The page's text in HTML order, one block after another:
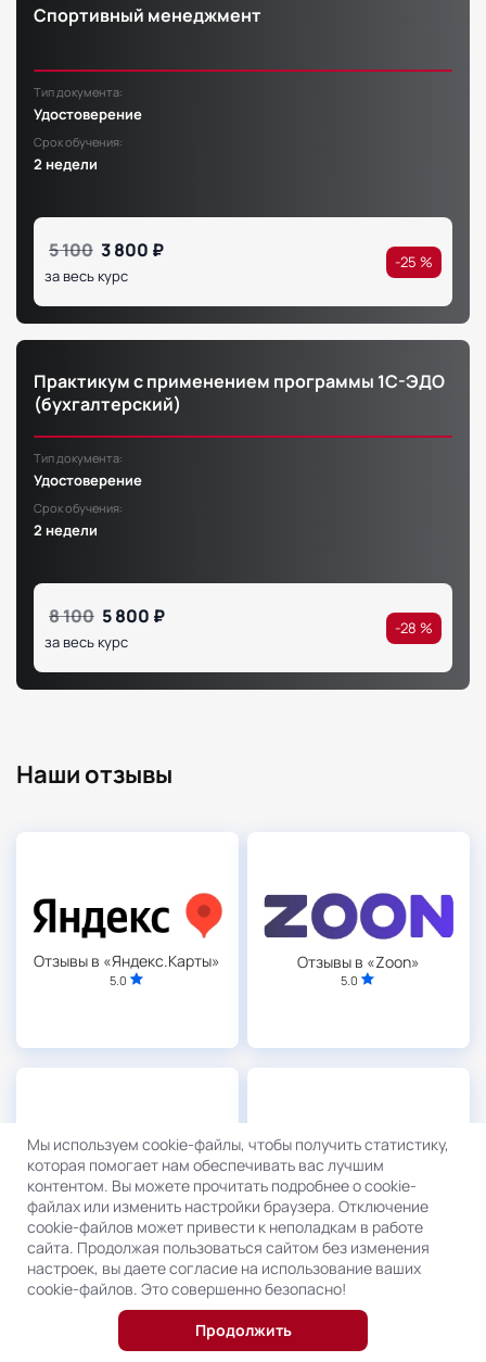
Спортивный менеджмент
Тип документа:
Удостоверение
Срок обучения:
2 недели
5 100 3 800 ₽
за весь курс
-25 %
Практикум с применением программы 1С-ЭДО
(бухгалтерский)
Тип документа:
Удостоверение
Срок обучения:
2 недели
8 100 5 800 ₽
за весь курс
-28 %
Наши отзывы
Отзывы в «Яндекс.Карты»
5.0
Отзывы в «Zoon»
5.0
Отзывы в «2ГИС»
5.0
Отзывы в «Отзовик»
5.0
Мы используем cookie-файлы, чтобы получить статистику,
которая помогает нам обеспечивать вас лучшим
контентом. Вы можете прочитать подробнее о cookie-
файлах или изменить настройки браузера. Отключение
cookie-файлов может привести к неполадкам в работе
сайта. Продолжая пользоваться сайтом без изменения
настроек, вы даете согласие на использование ваших
cookie-файлов. Это совершенно безопасно!
Продолжить